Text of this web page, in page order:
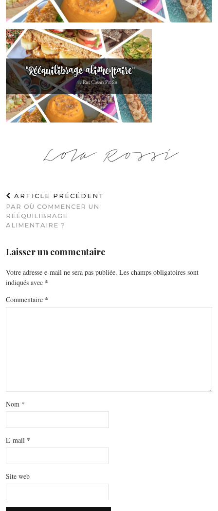
ARTICLE PRÉCÉDENT
PAR OÙ COMMENCER UN
RÉÉQUILIBRAGE
ALIMENTAIRE ?
Laisser un commentaire
Votre adresse e-mail ne sera pas publiée. Les champs obligatoires sont
indiqués avec *
Commentaire *
Nom *
E-mail *
Site web